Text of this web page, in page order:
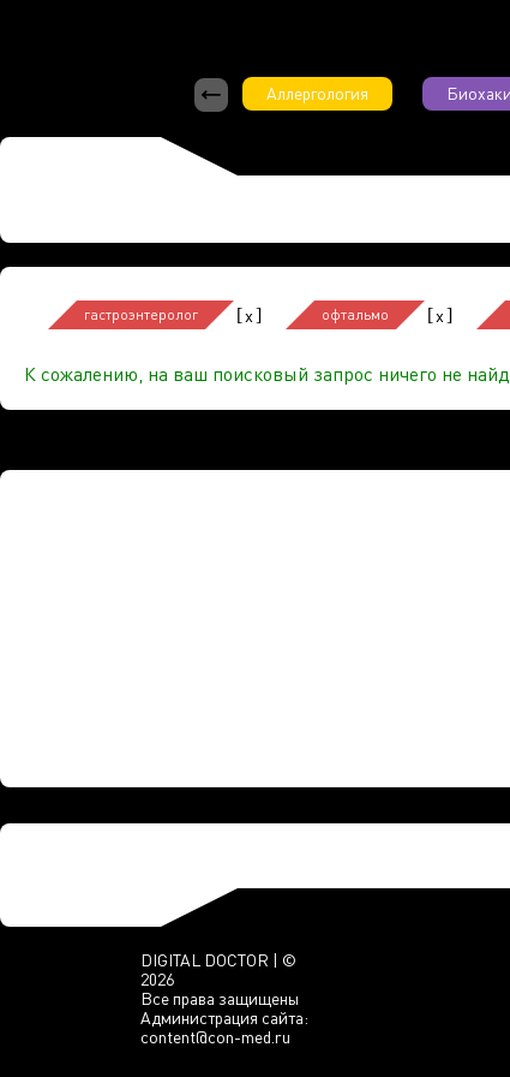
Аллергология
гастроэнтеролог [x] офтальмо [x]
К сожалению, на ваш поисковый запрос ничего не
DIGITAL DOCTOR | ©
2026
Все права защищены
Администрация сайта:
content@con-med.ru